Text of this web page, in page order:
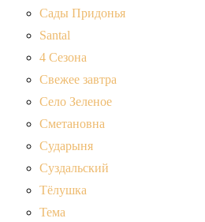
Сады Придонья
Santal
4 Сезона
Свежее завтра
Село Зеленое
Сметановна
Сударыня
Суздальский
Тёлушка
Тема